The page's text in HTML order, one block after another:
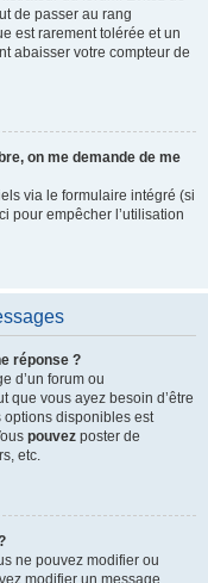
de passer au rang
est rarement tolérée et un
abaisser votre compteur de
on me demande de me
via le formulaire intégré (si
pour empêcher l’utilisation
réponse ?
d’un forum ou
que vous ayez besoin d’être
options disponibles est
pouvez poster de
etc.
ne pouvez modifier ou
modifier un message